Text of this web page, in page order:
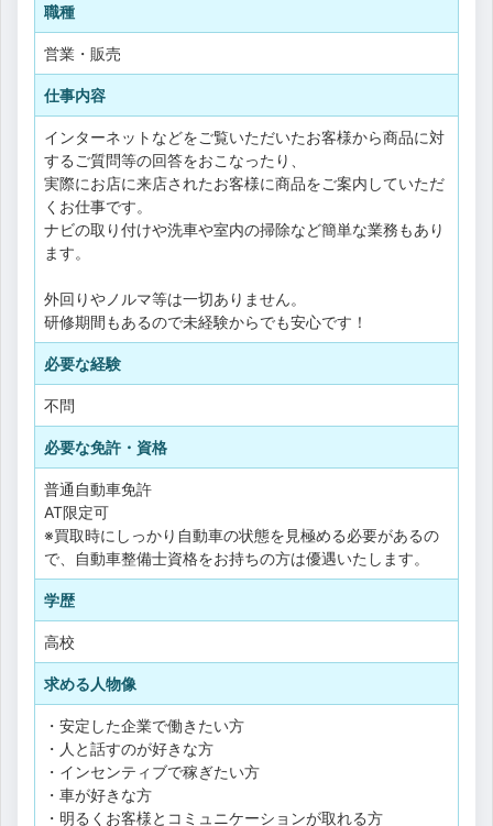
職種
営業・販売
仕事内容
インターネットなどをご覧いただいたお客様から商品に対
するご質問等の回答をおこなったり、
実際にお店に来店されたお客様に商品をご案内していただ
くお仕事です。
ナビの取り付けや洗車や室内の掃除など簡単な業務もあり
ます。
外回りやノルマ等は一切ありません。
研修期間もあるので未経験からでも安心です！
必要な経験
不問
必要な免許・資格
普通自動車免許
AT限定可
※買取時にしっかり自動車の状態を見極める必要があるの
で、自動車整備士資格をお持ちの方は優遇いたします。
学歴
高校
求める人物像
・安定した企業で働きたい方
・人と話すのが好きな方
・インセンティブで稼ぎたい方
・車が好きな方
・明るくお客様とコミュニケーションが取れる方